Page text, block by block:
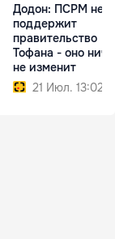
Додон: ПСРМ не
поддержит
правительство
Тофана - оно
не изменит
21 Июл. 13:02